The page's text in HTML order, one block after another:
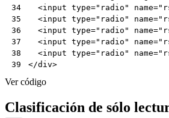
34
35
36
37
38
39
<input type="radio" name=
<input type="radio" name=
<input type="radio" name=
<input type="radio" name=
<input type="radio" name=
</div>
Ver código
Clasificación de sólo